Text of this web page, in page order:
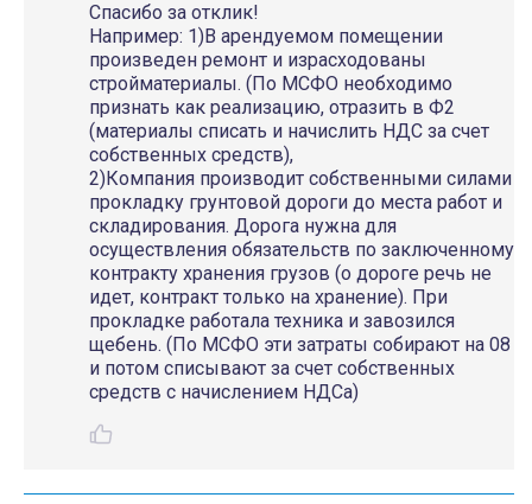
Спасибо за отклик!
Например: 1)В арендуемом помещении
произведен ремонт и израсходованы
стройматериалы. (По МСФО необходимо
признать как реализацию, отразить в Ф2
(материалы списать и начислить НДС за счет
собственных средств),
2)Компания производит собственными силами
прокладку грунтовой дороги до места работ и
складирования. Дорога нужна для
осуществления обязательств по заключенному
контракту хранения грузов (о дороге речь не
идет, контракт только на хранение). При
прокладке работала техника и завозился
щебень. (По МСФО эти затраты собирают на 08
и потом списывают за счет собственных
средств с начислением НДСа)